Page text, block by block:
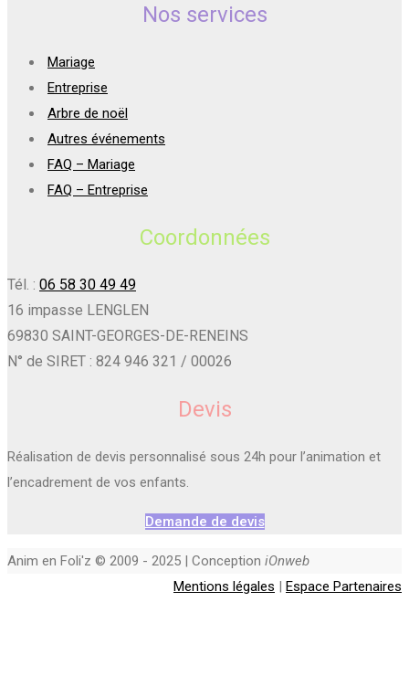
Nos services
Mariage
Entreprise
Arbre de noël
Autres événements
FAQ – Mariage
FAQ – Entreprise
Coordonnées
Tél. : 06 58 30 49 49
16 impasse LENGLEN
69830 SAINT-GEORGES-DE-RENEINS
N° de SIRET : 824 946 321 / 00026
Devis
Réalisation de devis personnalisé sous 24h pour l’animation et
l’encadrement de vos enfants.
Demande de devis
Anim en Foli'z © 2009 - 2025 | Conception iOnweb
Mentions légales | Espace Partenaires